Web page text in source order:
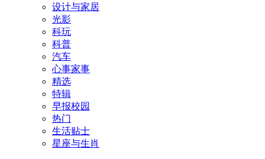
设计与家居
光影
科玩
科普
汽车
心事家事
精选
特辑
早报校园
热门
生活贴士
星座与生肖